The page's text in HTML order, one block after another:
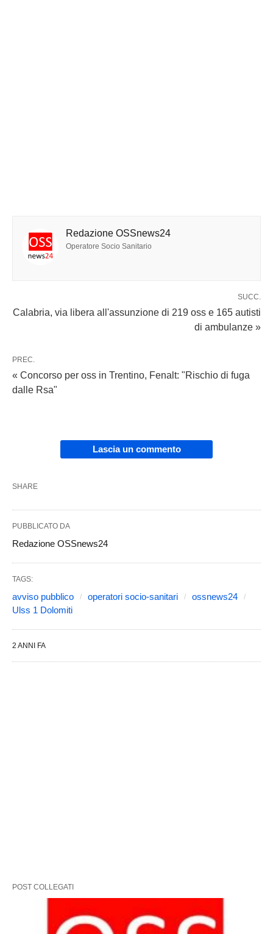
Redazione OSSnews24
Operatore Socio Sanitario
SUCC.
Calabria, via libera all'assunzione di 219 oss e 165 autisti
di ambulanze »
PREC.
« Concorso per oss in Trentino, Fenalt: "Rischio di fuga
dalle Rsa"
Lascia un commento
SHARE
PUBBLICATO DA
Redazione OSSnews24
TAGS:
avviso pubblico operatori socio-sanitari
ossnews24
Ulss 1 Dolomiti
2 ANNI FA
POST COLLEGATI